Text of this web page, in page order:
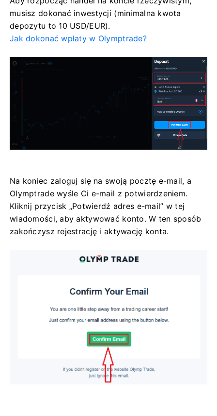
musisz dokonać inwestycji (minimalna kwota
depozytu to 10 USD/EUR).
Jak dokonać wpłaty w Olymptrade?
Na koniec zaloguj się na swoją pocztę e-mail, a
Olymptrade wyśle ​​Ci e-mail z potwierdzeniem.
Kliknij przycisk „Potwierdź adres e-mail” w tej
wiadomości, aby aktywować konto. W ten sposób
zakończysz rejestrację i aktywację konta.